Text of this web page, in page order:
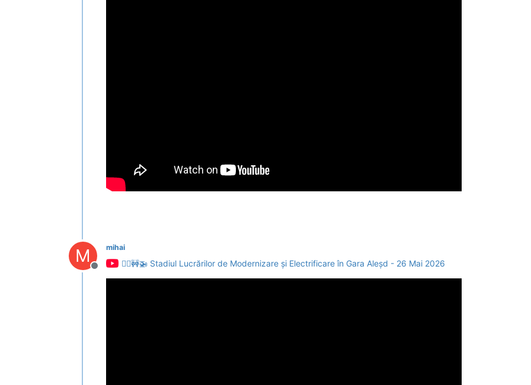
M
Deconectat
mihai
👷‍♂️🚧🚁 Stadiul Lucrărilor de Modernizare și Electrificare în Gara Aleșd - 26 Mai 2026